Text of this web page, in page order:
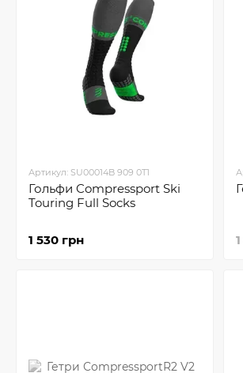
Артикул: SU00014B 909 0T1
Гольфи Compressport Ski
Touring Full Socks
1 530 грн